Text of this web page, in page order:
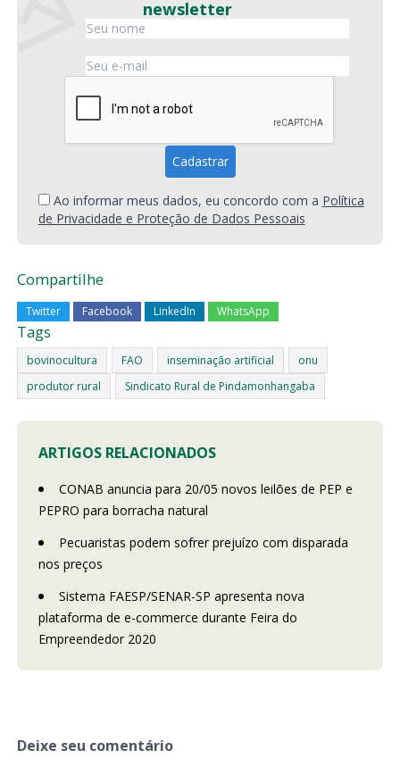
newsletter
Ao informar meus dados, eu concordo com a Política
de Privacidade e Proteção de Dados Pessoais
Compartilhe
Twitter Facebook LinkedIn WhatsApp
Tags
bovinocultura FAO inseminação artificial
onu
produtor rural
Sindicato Rural de Pindamonhangaba
ARTIGOS RELACIONADOS
CONAB anuncia para 20/05 novos leilões de PEP e
PEPRO para borracha natural
Pecuaristas podem sofrer prejuízo com disparada
nos preços
Sistema FAESP/SENAR-SP apresenta nova
plataforma de e-commerce durante Feira do
Empreendedor 2020
Deixe seu comentário